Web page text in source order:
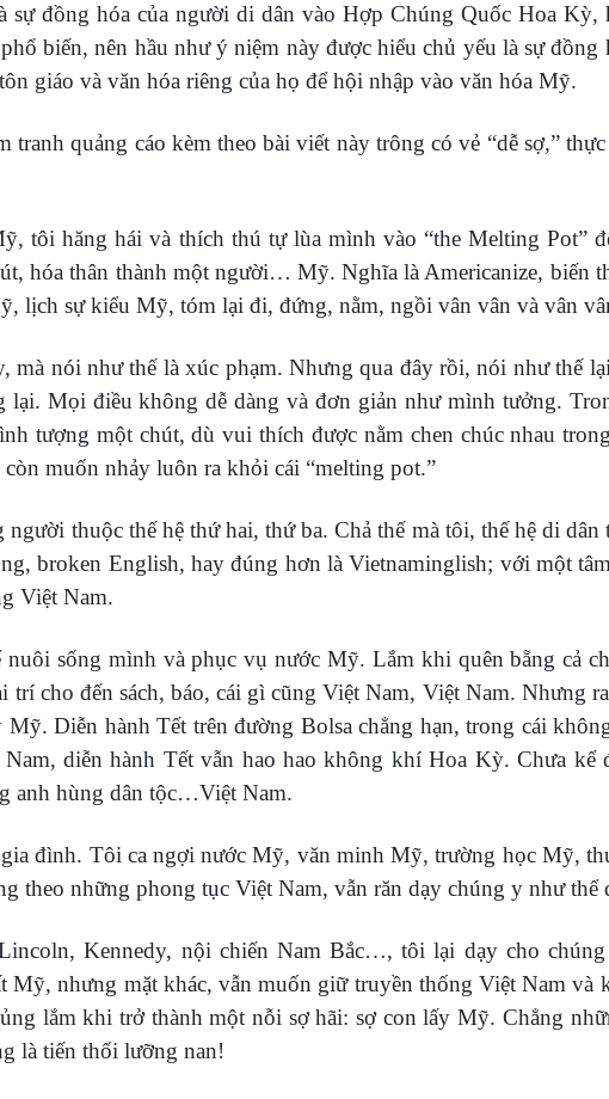
đồng hóa của người di dân vào Hợp Chúng Quốc Hoa Kỳ,
biến, nên hầu như ý niệm này được hiểu chủ yếu là sự đồng
giáo và văn hóa riêng của họ để hội nhập vào văn hóa Mỹ.
quảng cáo kèm theo bài viết này trông có vẻ “dễ sợ,”
tôi hăng hái và thích thú tự lùa mình vào “the Melting Pot”
hóa thân thành một người… Mỹ. Nghĩa là Americanize, biến
lịch sự kiểu Mỹ, tóm lại đi, đứng, nằm, ngồi vân vân và vân
nói như thế là xúc phạm. Nhưng qua đây rồi, nói như thế
Mọi điều không dễ dàng và đơn giản như mình tưởng.
tượng một chút, dù vui thích được nằm chen chúc nhau
muốn nhảy luôn ra khỏi cái “melting pot.”
thuộc thế hệ thứ hai, thứ ba. Chả thế mà tôi, thế hệ di
broken English, hay đúng hơn là Vietnaminglish; với một
Việt Nam.
sống mình và phục vụ nước Mỹ. Lắm khi quên bẵng cả
cho đến sách, báo, cái gì cũng Việt Nam, Việt Nam. Nhưng
Diễn hành Tết trên đường Bolsa chẳng hạn, trong cái
diễn hành Tết vẫn hao hao không khí Hoa Kỳ. Chưa kể
anh hùng dân tộc…Việt Nam.
đình. Tôi ca ngợi nước Mỹ, văn minh Mỹ, trường học Mỹ,
theo những phong tục Việt Nam, vẫn răn dạy chúng y như thể
Kennedy, nội chiến Nam Bắc…, tôi lại dạy cho
nhưng mặt khác, vẫn muốn giữ truyền thống Việt Nam
lắm khi trở thành một nỗi sợ hãi: sợ con lấy Mỹ. Chẳng
là tiến thối lưỡng nan!